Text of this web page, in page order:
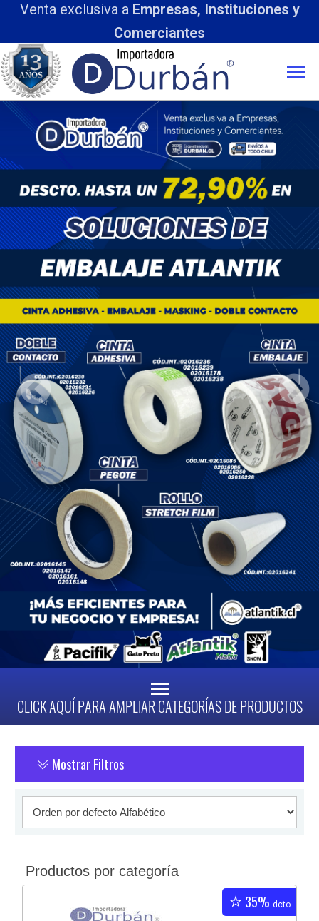
Empresas, Instituciones y
CLICK AQUÍ PARA AMPLIAR CATEGORÍAS DE PRODUCTOS
Mostrar Filtros
Productos por categoría
35% dcto